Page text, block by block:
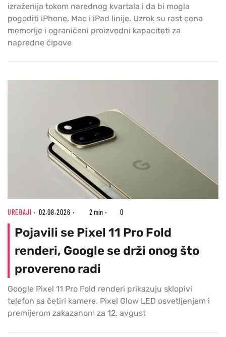
izraženija tokom narednog kvartala i da bi mogla
pogoditi iPhone, Mac i iPad linije. Uzrok su rast cena
memorije i ograničeni proizvodni kapaciteti za
napredne čipove
UREĐAJI 02.08.2026 2 min 0
Pojavili se Pixel 11 Pro Fold
renderi, Google se drži onog što
provereno radi
Google Pixel 11 Pro Fold renderi prikazuju sklopivi
telefon sa četiri kamere, Pixel Glow LED osvetljenjem i
premijerom zakazanom za 12. avgust